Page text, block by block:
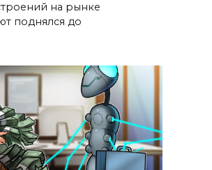
на рынке
поднялся до